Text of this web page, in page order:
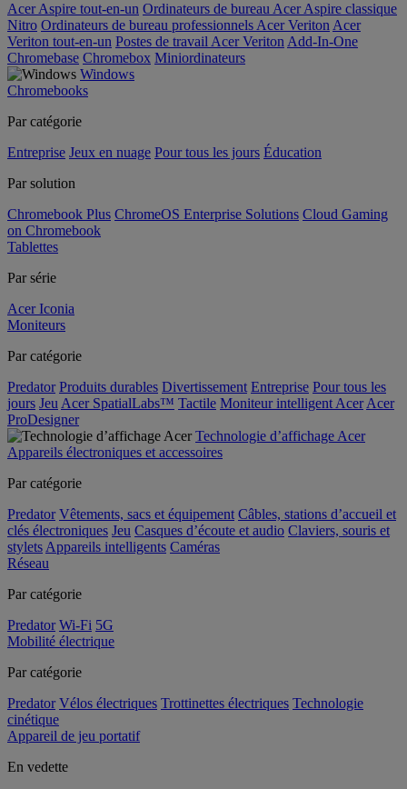
Acer Aspire tout-en-un Ordinateurs de bureau Acer Aspire classique
Nitro Ordinateurs de bureau professionnels Acer Veriton Acer
Veriton tout-en-un Postes de travail Acer Veriton Add-In-One
Chromebase Chromebox Miniordinateurs
Windows
Chromebooks
Par catégorie
Entreprise Jeux en nuage Pour tous les jours Éducation
Par solution
Chromebook Plus ChromeOS Enterprise Solutions Cloud Gaming
on Chromebook
Tablettes
Par série
Acer Iconia
Moniteurs
Par catégorie
Predator Produits durables Divertissement Entreprise Pour tous les
jours Jeu Acer SpatialLabs™ Tactile Moniteur intelligent Acer Acer
ProDesigner
Technologie d’affichage Acer
Appareils électroniques et accessoires
Par catégorie
Predator Vêtements, sacs et équipement Câbles, stations d’accueil et
clés électroniques Jeu Casques d’écoute et audio Claviers, souris et
stylets Appareils intelligents Caméras
Réseau
Par catégorie
Predator Wi-Fi 5G
Mobilité électrique
Par catégorie
Predator Vélos électriques Trottinettes électriques Technologie
cinétique
Appareil de jeu portatif
En vedette